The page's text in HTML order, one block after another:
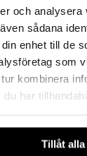
och analysera
sådana
enhet till de
som
kombinera
du har
fortsatt
Tillåt alla
dagarna: 119 kr